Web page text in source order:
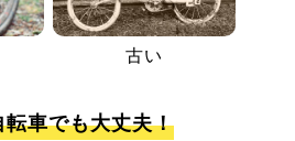
古い
転車でも大丈夫！